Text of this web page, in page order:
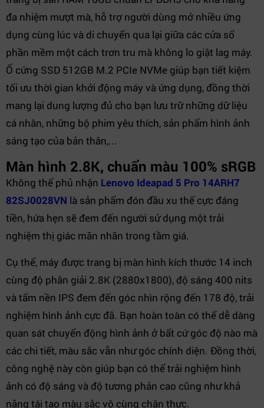
đa nhiệm mượt mà, hỗ trợ người dùng mở nhiều ứng
dụng cùng lúc và di chuyển qua lại giữa các cửa sổ
phần mềm một cách trơn tru mà không lo giật lag máy.
Ổ cứng SSD 512GB M.2 PCIe NVMe giúp bạn tiết kiệm
tối ưu thời gian khởi động máy và ứng dụng, đồng thời
mang lại dung lượng đủ cho bạn lưu trữ những dữ liệu
cá nhân, những bộ phim yêu thích, sản phẩm hình ảnh
sáng tạo của bản thân,...
Màn hình 2.8K, chuẩn màu 100% sRGB
Không thể phủ nhận Lenovo Ideapad 5 Pro 14ARH7
82SJ0028VN là sản phẩm đón đầu xu thế cực đáng
tiền, hứa hẹn sẽ đem đến người sử dụng một trải
nghiệm thị giác mãn nhãn trong tầm giá.
Cụ thể, máy được trang bị màn hình kích thước 14 inch
cùng độ phân giải 2.8K (2880x1800), độ sáng 400 nits
và tấm nền IPS đem đến góc nhìn rộng đến 178 độ, trải
nghiệm hình ảnh cực đã. Bạn hoàn toàn có thể dễ dàng
quan sát chuyển động hình ảnh ở bất cứ góc độ nào mà
các chi tiết, màu sắc vẫn như góc chính diện. Đồng thời,
công nghệ này còn giúp bạn có thể trải nghiệm hình
ảnh có độ sáng và độ tương phản cao cũng như khả
năng tái tạo màu sắc vô cùng chân thực.